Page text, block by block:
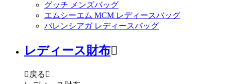
グッチ メンズバッグ
エムシーエム MCM レディースバッグ
バレンシアガ レディースバッグ
レディース財布
 戻る 